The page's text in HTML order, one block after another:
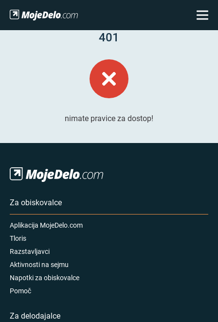
401
nimate pravice za dostop!
Za obiskovalce
Aplikacija MojeDelo.com
Tloris
Razstavljavci
Aktivnosti na sejmu
Napotki za obiskovalce
Pomoč
Za delodajalce